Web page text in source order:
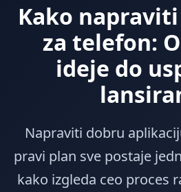
Kako
za telefon:
ideje do
Napraviti dobru
pravi plan sve postaje
kako izgleda ceo proces